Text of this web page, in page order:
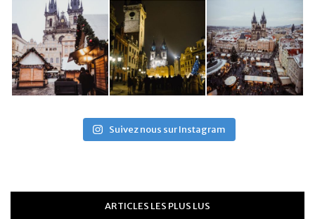
Suivez nous sur Instagram
ARTICLES LES PLUS LUS